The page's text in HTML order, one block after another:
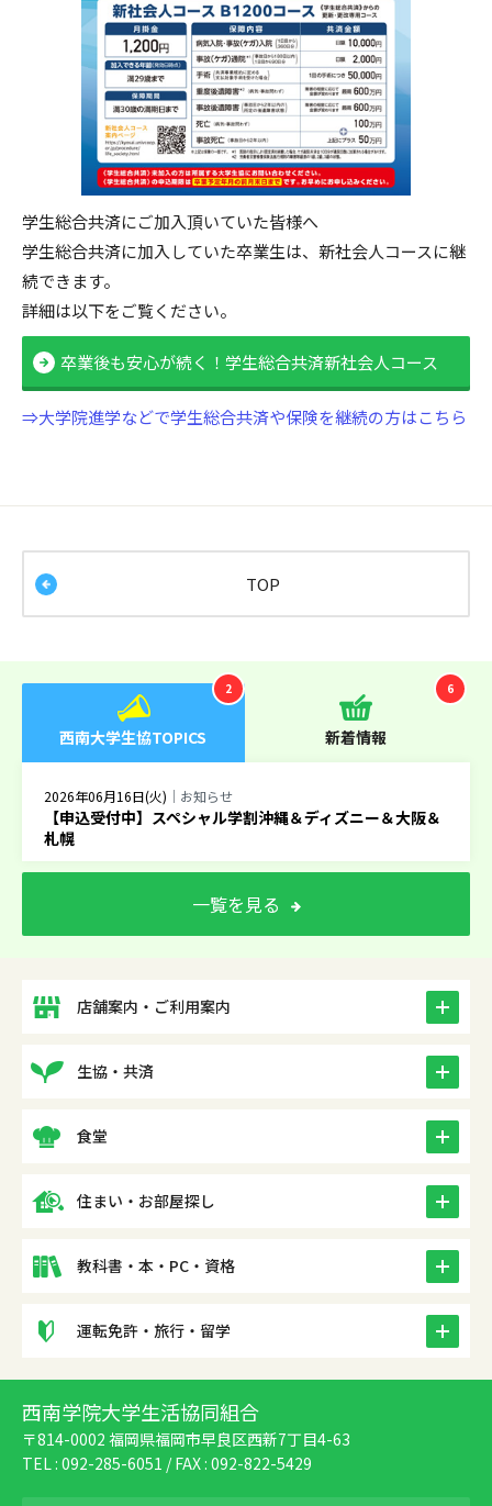
学生総合共済にご加入頂いていた皆様へ
学生総合共済に加入していた卒業生は、新社会人コースに継
続できます。
詳細は以下をご覧ください。
卒業後も安心が続く！学生総合共済新社会人コース
⇒大学院進学などで学生総合共済や保険を継続の方はこちら
TOP
西南大学生協TOPICS
2
新着情報
6
2026年06月16日(火) ｜お知らせ
【申込受付中】スペシャル学割沖縄＆ディズニー＆大阪＆
札幌
一覧を見る
店舗案内・ご利用案内
生協・共済
食堂
住まい・お部屋探し
教科書・本・PC・資格
運転免許・旅行・留学
西南学院大学生活協同組合
〒814-0002 福岡県福岡市早良区西新7丁目4-63
TEL : 092-285-6051 / FAX : 092-822-5429